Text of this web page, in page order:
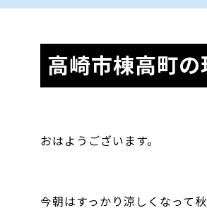
高崎市棟高町
おはようございます。
今朝はすっかり涼しくなって